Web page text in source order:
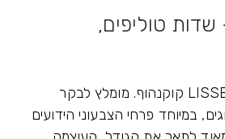
שדות טוליפים,
ביקור בהולנד אינו יכול להיות מושלם מבלי לבקר בגנים המרהיבים של LISSE קוקנהוף. מומלץ לבקר
במיוחד פרחי הצבעוני הידועים